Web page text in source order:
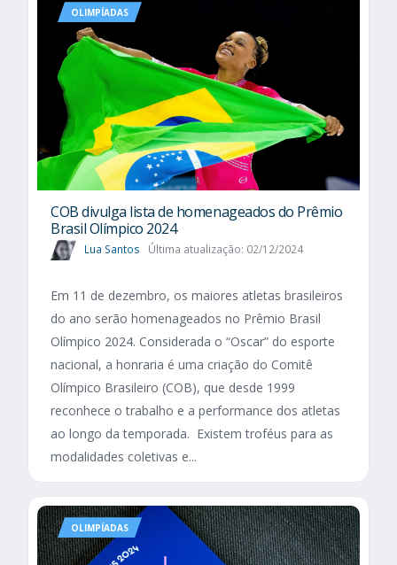
OLIMPÍADAS
COB divulga lista de homenageados do Prêmio
Brasil Olímpico 2024
Lua Santos Última atualização: 02/12/2024
Em 11 de dezembro, os maiores atletas brasileiros
do ano serão homenageados no Prêmio Brasil
Olímpico 2024. Considerada o “Oscar” do esporte
nacional, a honraria é uma criação do Comitê
Olímpico Brasileiro (COB), que desde 1999
reconhece o trabalho e a performance dos atletas
ao longo da temporada. Existem troféus para as
modalidades coletivas e...
OLIMPÍADAS